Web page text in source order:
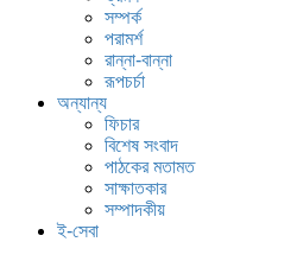
সম্পর্ক
পরামর্শ
রান্না-বান্না
রূপচর্চা
অন্যান্য
ফিচার
বিশেষ সংবাদ
পাঠকের মতামত
সাক্ষাতকার
সম্পাদকীয়
ই-সেবা